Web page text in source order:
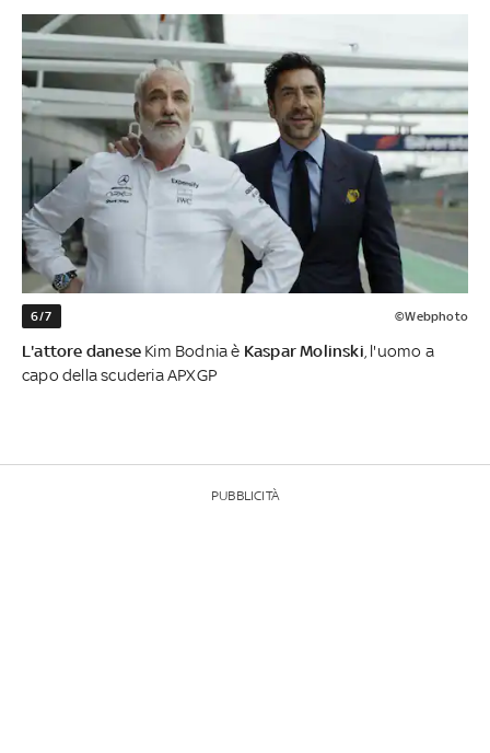
6/7 ©Webphoto
L'attore danese Kim Bodnia è Kaspar Molinski , l'uomo a
capo della scuderia APXGP
PUBBLICITÀ